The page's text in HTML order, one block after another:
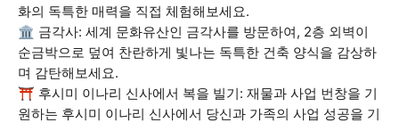
화의 독특한 매력을 직접 체험해보세요.
🏛️ 금각사: 세계 문화유산인 금각사를 방문하여, 2층 외벽이
순금박으로 덮여 찬란하게 빛나는 독특한 건축 양식을 감상하
며 감탄해보세요.
⛩️ 후시미 이나리 신사에서 복을 빌기: 재물과 사업 번창을 기
원하는 후시미 이나리 신사에서 당신과 가족의 사업 성공을 기